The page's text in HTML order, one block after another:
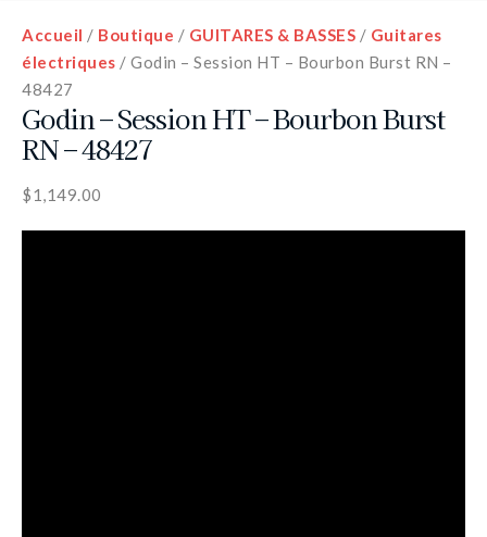
Accueil / Boutique / GUITARES & BASSES / Guitares
électriques / Godin – Session HT – Bourbon Burst RN –
48427
Godin – Session HT – Bourbon Burst
RN – 48427
$1,149.00